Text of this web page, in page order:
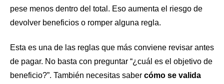
pese menos dentro del total. Eso aumenta el riesgo de
devolver beneficios o romper alguna regla.
Esta es una de las reglas que más conviene revisar antes
de pagar. No basta con preguntar “¿cuál es el objetivo de
beneficio?”. También necesitas saber cómo se valida